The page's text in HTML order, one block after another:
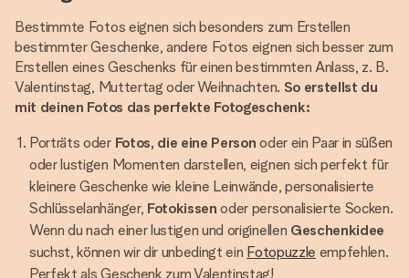
Bestimmte Fotos eignen sich besonders zum Erstellen
bestimmter Geschenke, andere Fotos eignen sich besser zum
Erstellen eines Geschenks für einen bestimmten Anlass, z. B.
Valentinstag, Muttertag oder Weihnachten. So erstellst du
mit deinen Fotos das perfekte Fotogeschenk:
Porträts oder Fotos, die eine Person oder ein Paar in süßen
oder lustigen Momenten darstellen, eignen sich perfekt für
kleinere Geschenke wie kleine Leinwände, personalisierte
Schlüsselanhänger, Fotokissen oder personalisierte Socken.
Wenn du nach einer lustigen und originellen Geschenkidee
suchst, können wir dir unbedingt ein Fotopuzzle empfehlen.
Perfekt als Geschenk zum Valentinstag!